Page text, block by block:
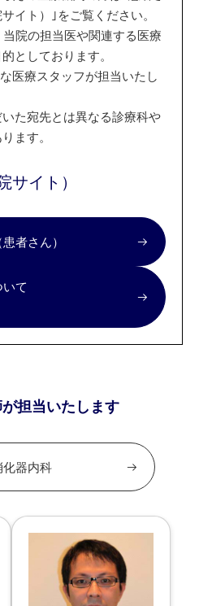
イト）｣をご覧ください。
院の担当医や関連する医療
としております。
医療スタッフが担当いたし
た宛先とは異なる診療科や
ます。
サイト）
者さん）
て
担当いたします
化器内科